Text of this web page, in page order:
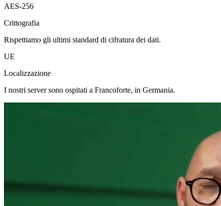
AES-256
Crittografia
Rispettiamo gli ultimi standard di cifratura dei dati.
UE
Localizzazione
I nostri server sono ospitati a Francoforte, in Germania.